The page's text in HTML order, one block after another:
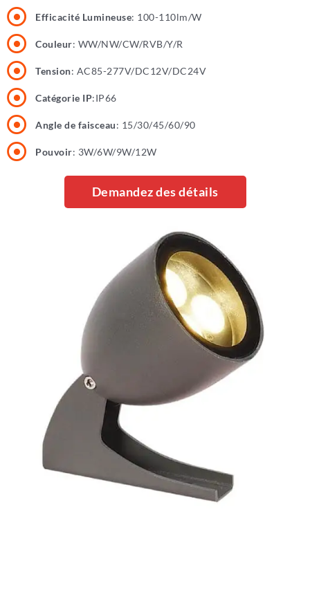
Efficacité Lumineuse: 100-110lm/W
Couleur: WW/NW/CW/RVB/Y/R
Tension: AC85-277V/DC12V/DC24V
Catégorie IP:IP66
Angle de faisceau: 15/30/45/60/90
Pouvoir: 3W/6W/9W/12W
Demandez des détails